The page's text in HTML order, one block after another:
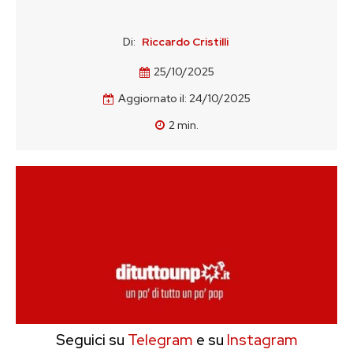
Di: Riccardo Cristilli
25/10/2025
Aggiornato il: 24/10/2025
2min.
Seguici su Telegram e su Instagram